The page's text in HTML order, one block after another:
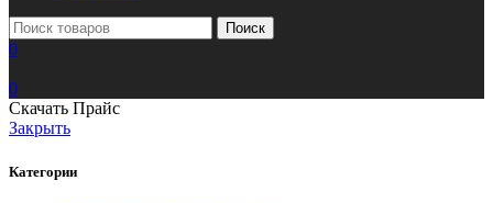
Поиск
0
0
Скачать Прайс
Закрыть
Категории